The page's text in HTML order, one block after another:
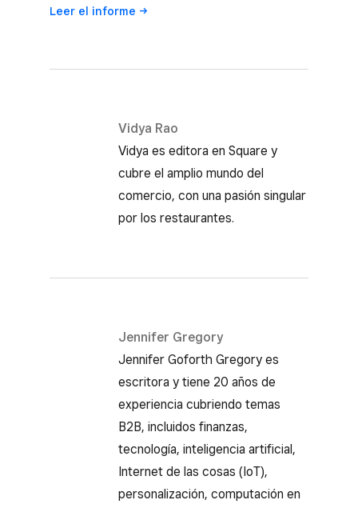
Leer el informe
Vidya Rao
Vidya es editora en Square y
cubre el amplio mundo del
comercio, con una pasión singular
por los restaurantes.
Jennifer Gregory
Jennifer Goforth Gregory es
escritora y tiene 20 años de
experiencia cubriendo temas
B2B, incluidos finanzas,
tecnología, inteligencia artificial,
Internet de las cosas (IoT),
personalización, computación en